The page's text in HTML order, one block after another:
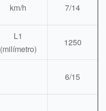
km/h 7/14
L1
(milímetro)
1250
6/15